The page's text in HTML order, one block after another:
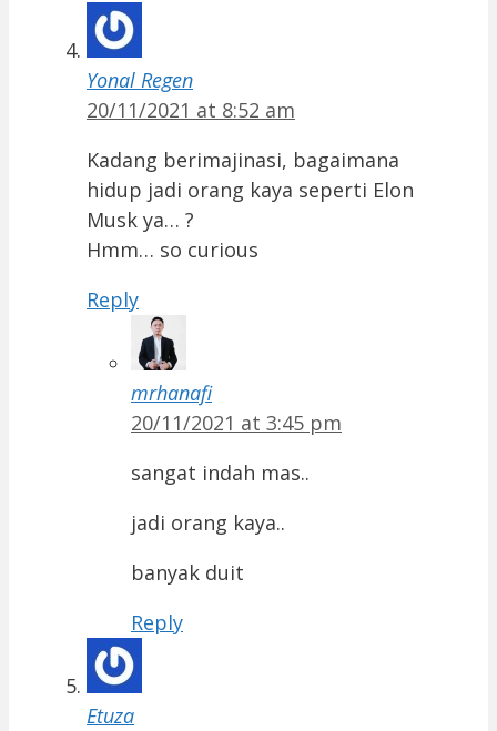
Yonal Regen
20/11/2021 at 8:52 am
Kadang berimajinasi, bagaimana
hidup jadi orang kaya seperti Elon
Musk ya… ?
Hmm… so curious
Reply
mrhanafi
20/11/2021 at 3:45 pm
sangat indah mas..
jadi orang kaya..
banyak duit
Reply
Etuza